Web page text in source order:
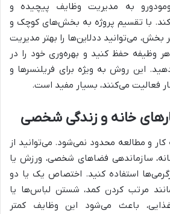
به مدیریت وظایف پیچیده و
با تقسیم پروژه به بخش‌های کوچک و
می‌توانید ددلاین‌ها را بهتر مدیریت
هر وظیفه حفظ کنید و بهره‌وری خود را در
این روش به ویژه برای فریلنسرها و
فعالیت می‌کنند، بسیار مفید است.
خانه و زندگی شخصی
و مطالعه محدود نمی‌شود. می‌توانید از
سازماندهی فضاهای شخصی، ورزش یا
استفاده کنید. اختصاص یک یا دو
مرتب کردن کمد، شستن لباس‌ها یا
غذایی، باعث می‌شود این وظایف کمتر